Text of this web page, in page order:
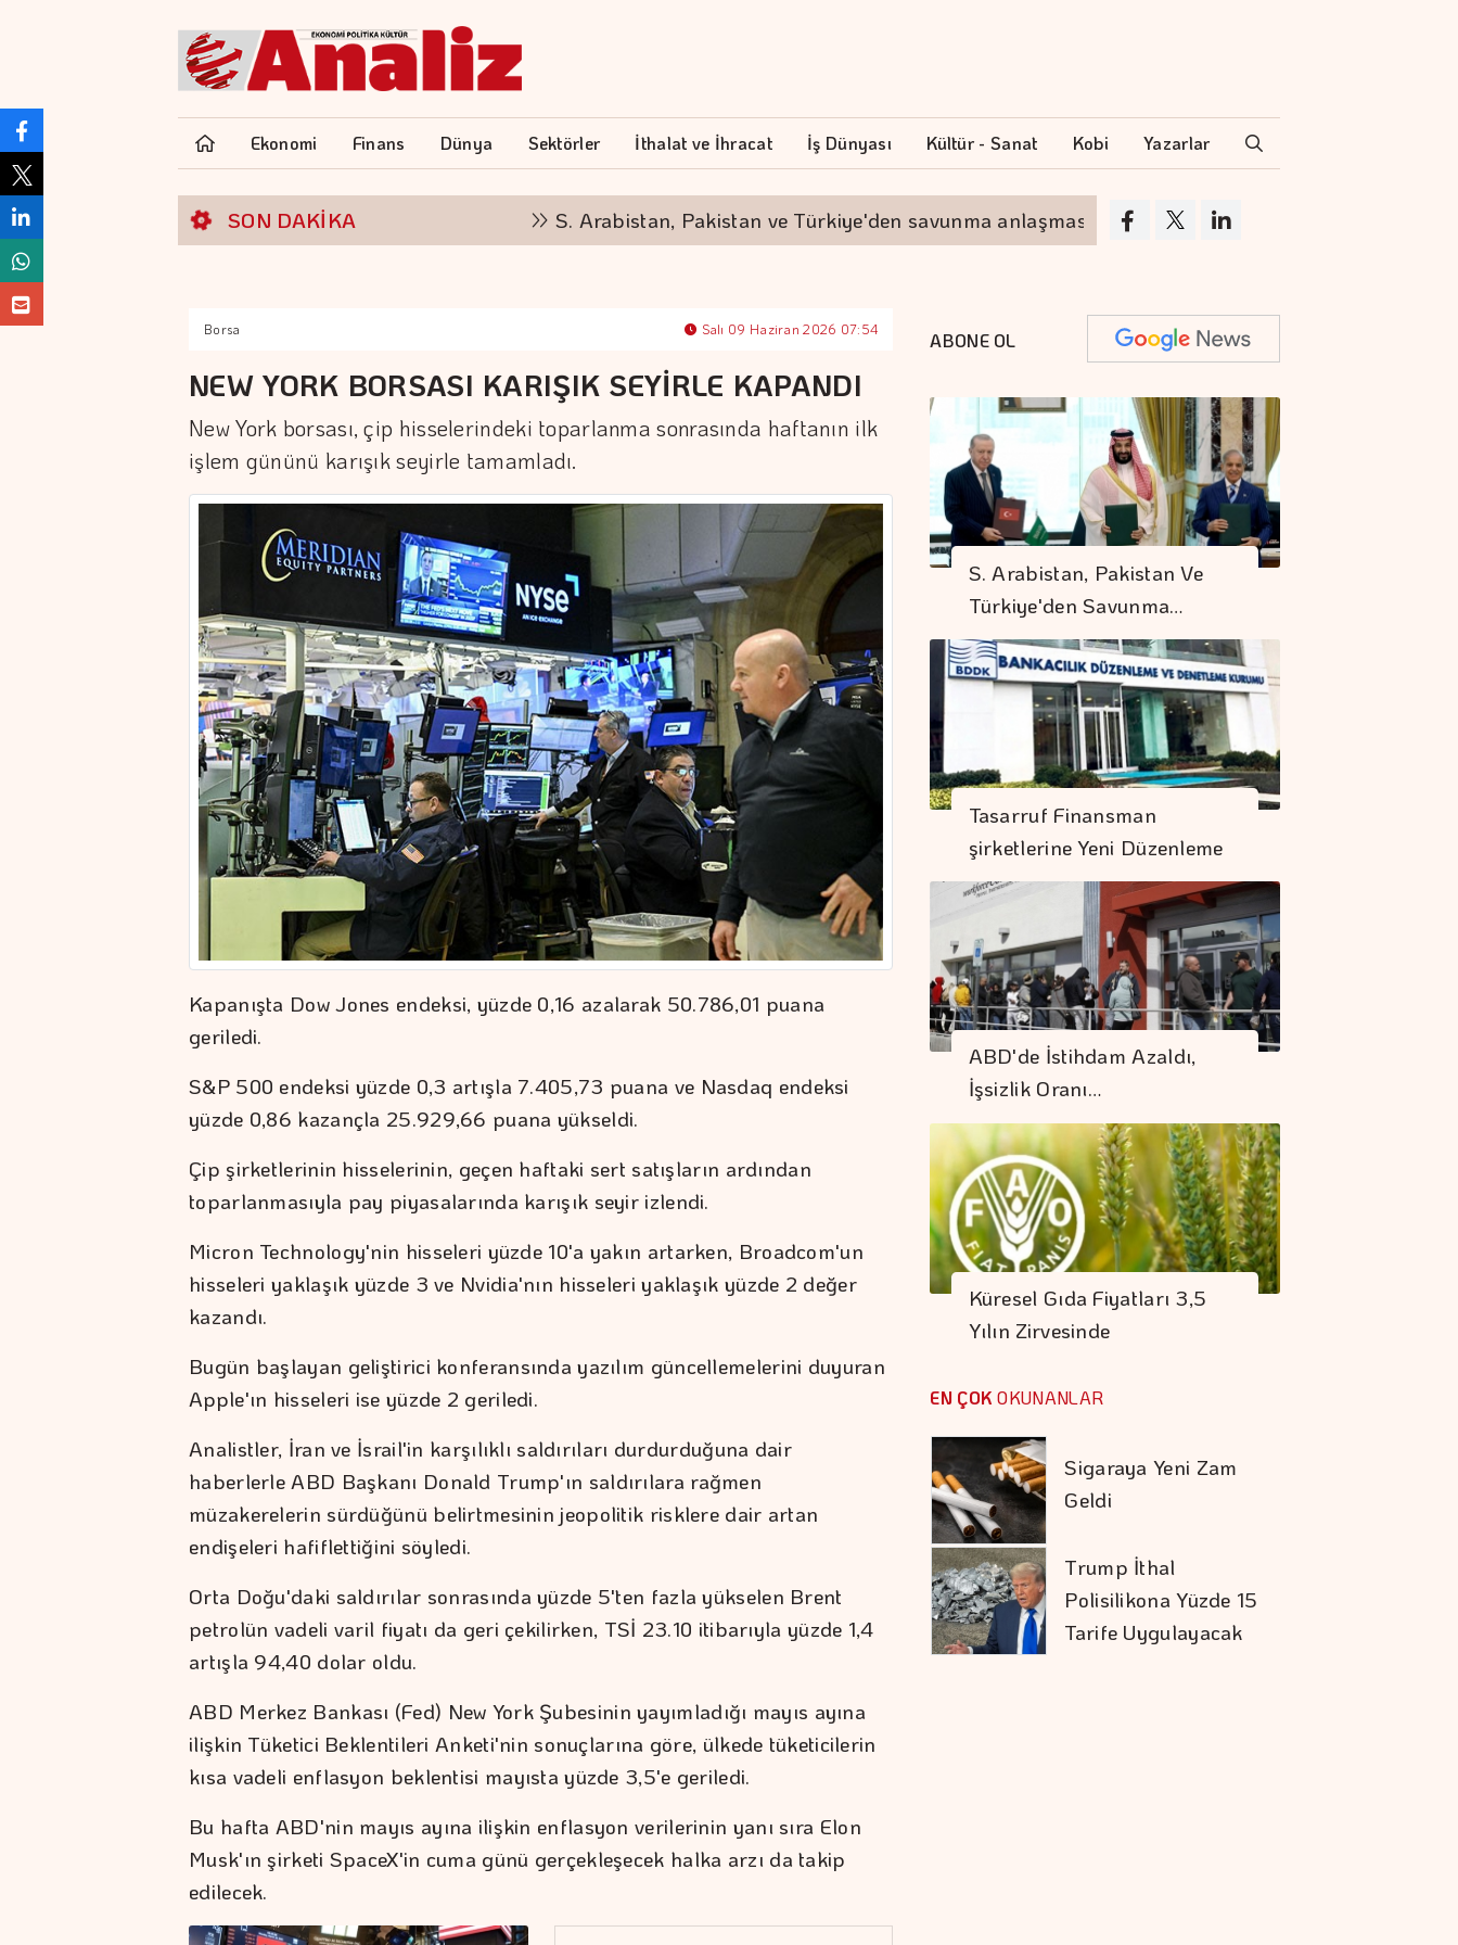
Ekonomi Finans Dünya Sektörler İthalat ve İhracat İş Dünyası Kültür - Sanat Kobi Yazarlar
SON DAKİKA S. Arabistan, Pakistan ve Türkiye'den savunma anlaşması Altının kilogramı 6 milyon 673
Borsa Salı 09 Haziran 2026 07:54
NEW YORK BORSASI KARIŞIK SEYİRLE KAPANDI
New York borsası, çip hisselerindeki toparlanma sonrasında haftanın ilk
işlem gününü karışık seyirle tamamladı.
Kapanışta Dow Jones endeksi, yüzde 0,16 azalarak 50.786,01 puana
geriledi.
S&P 500 endeksi yüzde 0,3 artışla 7.405,73 puana ve Nasdaq endeksi
yüzde 0,86 kazançla 25.929,66 puana yükseldi.
Çip şirketlerinin hisselerinin, geçen haftaki sert satışların ardından
toparlanmasıyla pay piyasalarında karışık seyir izlendi.
Micron Technology'nin hisseleri yüzde 10'a yakın artarken, Broadcom'un
hisseleri yaklaşık yüzde 3 ve Nvidia'nın hisseleri yaklaşık yüzde 2 değer
kazandı.
Bugün başlayan geliştirici konferansında yazılım güncellemelerini duyuran
Apple'ın hisseleri ise yüzde 2 geriledi.
Analistler, İran ve İsrail'in karşılıklı saldırıları durdurduğuna dair
haberlerle ABD Başkanı Donald Trump'ın saldırılara rağmen
müzakerelerin sürdüğünü belirtmesinin jeopolitik risklere dair artan
endişeleri hafiflettiğini söyledi.
Orta Doğu'daki saldırılar sonrasında yüzde 5'ten fazla yükselen Brent
petrolün vadeli varil fiyatı da geri çekilirken, TSİ 23.10 itibarıyla yüzde 1,4
artışla 94,40 dolar oldu.
ABD Merkez Bankası (Fed) New York Şubesinin yayımladığı mayıs ayına
ilişkin Tüketici Beklentileri Anketi'nin sonuçlarına göre, ülkede tüketicilerin
kısa vadeli enflasyon beklentisi mayısta yüzde 3,5'e geriledi.
Bu hafta ABD'nin mayıs ayına ilişkin enflasyon verilerinin yanı sıra Elon
Musk'ın şirketi SpaceX'in cuma günü gerçekleşecek halka arzı da takip
edilecek.
ABONE OL
S. Arabistan, Pakistan Ve
Türkiye'den Savunma…
Tasarruf Finansman
şirketlerine Yeni Düzenleme
ABD'de İstihdam Azaldı,
İşsizlik Oranı…
Küresel Gıda Fiyatları 3,5
Yılın Zirvesinde
EN ÇOK OKUNANLAR
Daniel Klein İhracat
Atağına Kalktı
Albaraka Türk'ten
2026'nın İlk
Yarısında 4 Milyar
Lira Net Kar
"Finansman Zinciri
Kırılırsa üretim
Zinciri De Durur"
Getirisi Yüksek
Sigaraya Yeni Zam
Geldi
Trump İthal
Polisilikona Yüzde 15
Tarife Uygulayacak